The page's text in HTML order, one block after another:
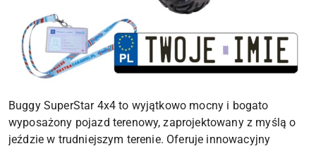
Buggy SuperStar 4x4 to wyjątkowo mocny i bogato
wyposażony pojazd terenowy, zaprojektowany z myślą o
jeździe w trudniejszym terenie. Oferuje innowacyjny